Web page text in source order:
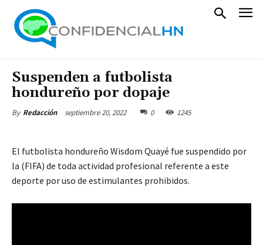
Suspenden a futbolista
hondureño por dopaje
By Redacción septiembre 20, 2022 0 1245
El futbolista hondureño Wisdom Quayé fue suspendido por
la (FIFA) de toda actividad profesional referente a este
deporte por uso de estimulantes prohibidos.